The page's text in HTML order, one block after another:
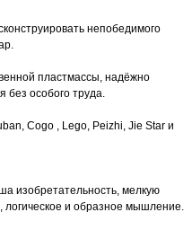
непобедимого
пластмассы, надёжно
особого труда.
Cogo , Lego, Peizhi, Jie Star и
изобретательность, мелкую
логическое и образное мышление.